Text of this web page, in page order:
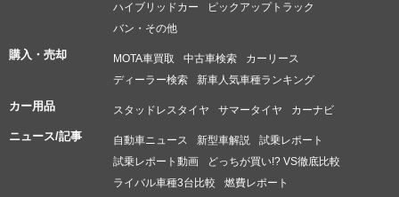
ハイブリッドカー
ピックアップトラック
バン・その他
購入・売却 MOTA車買取 中古車検索
カーリース
ディーラー検索
新車人気車種ランキング
カー用品 スタッドレスタイヤ サマータイヤ カーナビ
ニュース/記事 自動車ニュース 新型車解説
試乗レポート
試乗レポート動画
どっちが買い!? VS徹底比較
ライバル車種3台比較
燃費レポート